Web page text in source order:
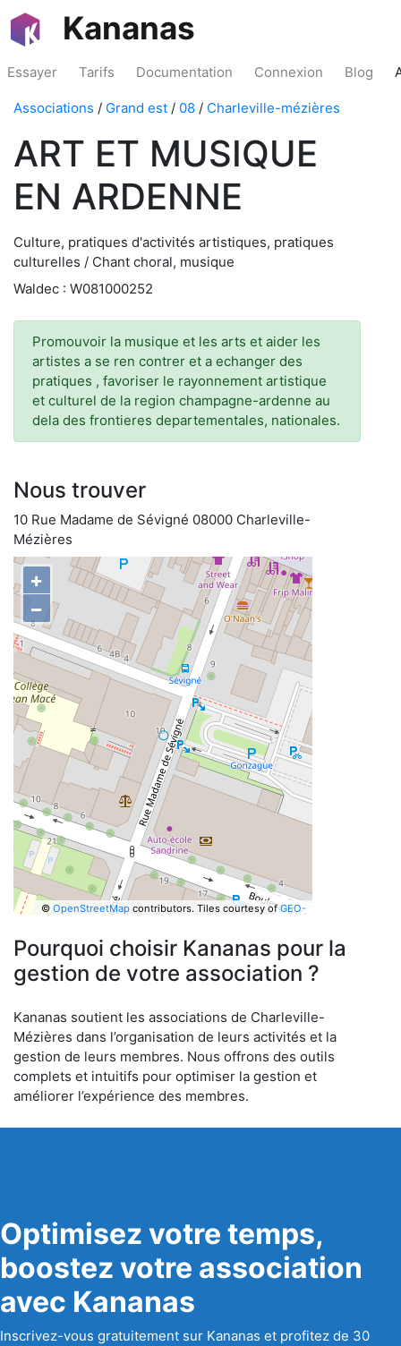
Kananas
Essayer Tarifs Documentation Connexion Blog
Associations / Grand est / 08 / Charleville-mézières
ART ET MUSIQUE
EN ARDENNE
Culture, pratiques d'activités artistiques, pratiques
culturelles / Chant choral, musique
Waldec : W081000252
Promouvoir la musique et les arts et aider les
artistes a se ren contrer et a echanger des
pratiques , favoriser le rayonnement artistique
et culturel de la region champagne-ardenne au
dela des frontieres departementales, nationales.
Nous trouver
10 Rue Madame de Sévigné 08000 Charleville-
Mézières
+
−
© OpenStreetMapcontributors. Tiles courtesy ofGEO-
Pourquoi choisir Kananas pour la
gestion de votre association ?
Kananas soutient les associations de Charleville-
Mézières dans l’organisation de leurs activités et la
gestion de leurs membres. Nous offrons des outils
complets et intuitifs pour optimiser la gestion et
améliorer l’expérience des membres.
Optimisez votre temps,
boostez votre association
avec Kananas
Inscrivez-vous gratuitement sur Kananas et profitez de 30